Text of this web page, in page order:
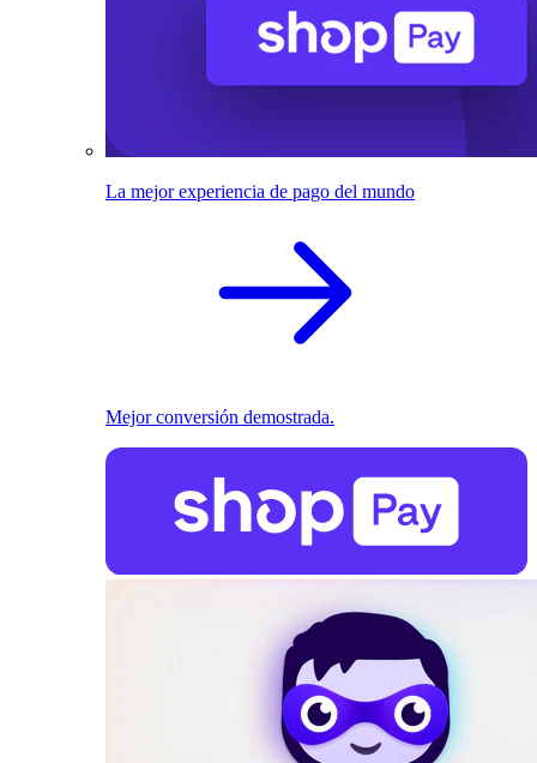
La mejor experiencia de pago del mundo
Mejor conversión demostrada.